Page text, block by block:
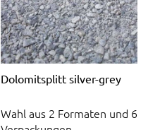
Dolomitsplitt silver-grey
Wahl aus 2 Formaten und 6